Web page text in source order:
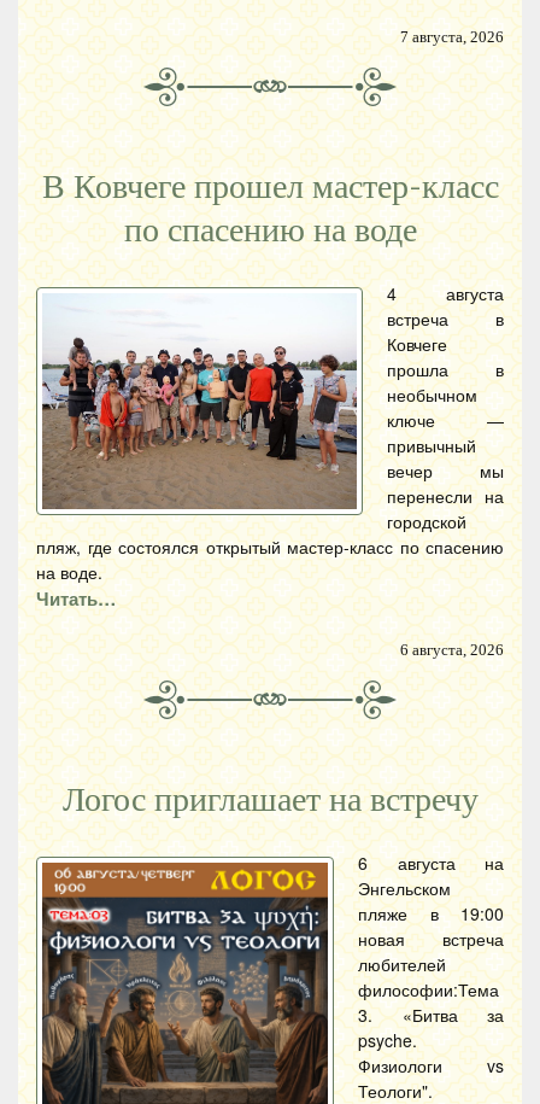
7 августа, 2026
В Ковчеге прошел мастер-класс
по спасению на воде
4 августа
встреча в
Ковчеге
прошла в
необычном
ключе —
привычный
вечер мы
перенесли на
городской
пляж, где состоялся открытый мастер-класс по спасению
на воде.
Читать…
6 августа, 2026
Логос приглашает на встречу
6 августа на
Энгельском
пляже в 19:00
новая встреча
любителей
философии:Тема
3. «Битва за
psyche.
Физиологи vs
Теологи".